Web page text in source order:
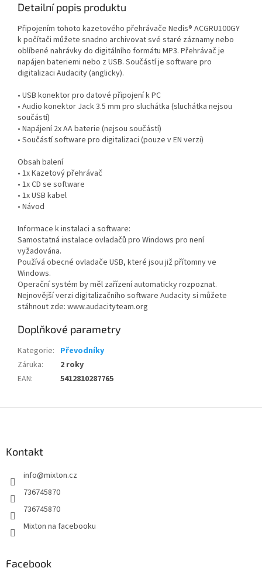
Detailní popis produktu
Připojením tohoto kazetového přehrávače Nedis® ACGRU100GY
k počítači můžete snadno archivovat své staré záznamy nebo
oblíbené nahrávky do digitálního formátu MP3. Přehrávač je
napájen bateriemi nebo z USB. Součástí je software pro
digitalizaci Audacity (anglicky).
• USB konektor pro datové připojení k PC
• Audio konektor Jack 3.5 mm pro sluchátka (sluchátka nejsou
součástí)
• Napájení 2x AA baterie (nejsou součástí)
• Součástí software pro digitalizaci (pouze v EN verzi)
Obsah balení
• 1x Kazetový přehrávač
• 1x CD se software
• 1x USB kabel
• Návod
Informace k instalaci a software:
Samostatná instalace ovladačů pro Windows pro není
vyžadována.
Používá obecné ovladače USB, které jsou již přítomny ve
Windows.
Operační systém by měl zařízení automaticky rozpoznat.
Nejnovější verzi digitalizačního software Audacity si můžete
stáhnout zde: www.audacityteam.org
Doplňkové parametry
Kategorie: Převodníky
Záruka:
2 roky
EAN: 5412810287765
Kontakt
info@mixton.cz
736745870
736745870
Mixton na facebooku
Facebook